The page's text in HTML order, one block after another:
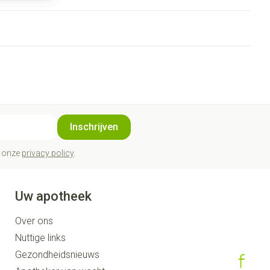
Inschrijven
privacy policy.
Uw apotheek
Over ons
Nuttige links
Gezondheidsnieuws